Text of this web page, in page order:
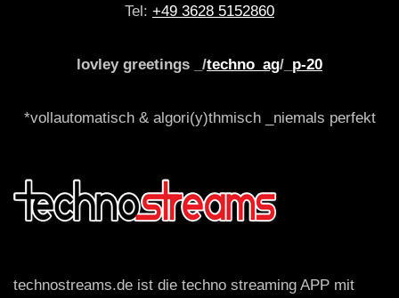
Tel: +49 3628 5152860
lovley greetings _/techno_ag/_ p-20
*vollautomatisch & algori(y)thmisch _niemals perfekt
technostreams.de ist die techno streaming APP mit